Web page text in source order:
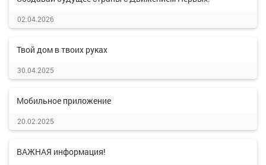
02.04.2026
Твой дом в твоих руках
30.04.2025
Мобильное приложение
20.02.2025
ВАЖНАЯ информация!